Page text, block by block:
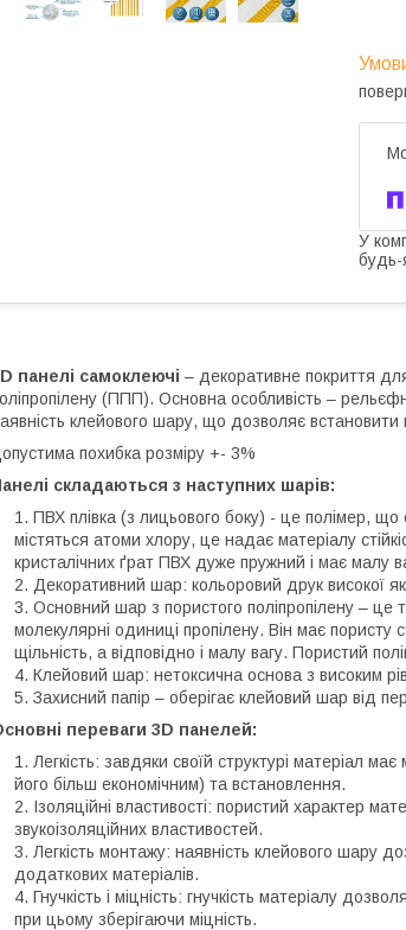
У
будь-
панелі самоклеючі – декоративне покриття
(ППП). Основна особливість –
клейового шару, що дозволяє встановити
похибка розміру +- 3%
складаються з наступних шарів:
ПВХ плівка (з лицьового боку) - це полімер, що
містяться атоми хлору, це надає матеріалу
кристалічних ґрат ПВХ дуже пружний і має малу
Декоративний шар: кольоровий друк високої
Основний шар з пористого поліпропілену – це
молекулярні одиниці пропілену. Він має пористу
щільність, а відповідно і малу вагу. Пористий
Клейовий шар: нетоксична основа з високим
Захисний папір – оберігає клейовий шар від
переваги 3D панелей:
Легкість: завдяки своїй структурі матеріал
його більш економічним) та встановлення.
Ізоляційні властивості: пористий характер
звукоізоляційних властивостей.
Легкість монтажу: наявність клейового шару
додаткових матеріалів.
Гнучкість і міцність: гнучкість матеріалу
при цьому зберігаючи міцність.